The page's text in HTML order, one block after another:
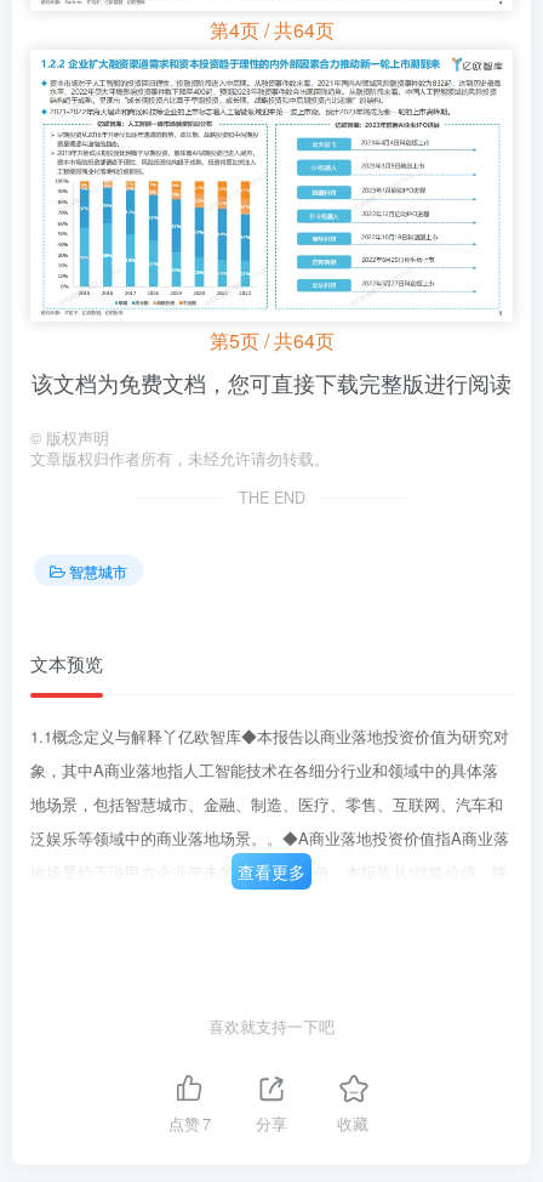
第4页 / 共64页
第5页 / 共64页
该文档为免费文档，您可直接下载完整版进行阅读
© 版权声明
文章版权归作者所有，未经允许请勿转载。
THE END
智慧城市
文本预览
1.1概念定义与解释丫亿欧智库◆本报告以商业落地投资价值为研究对
象，其中A商业落地指人工智能技术在各细分行业和领域中的具体落
地场景，包括智慧城市、金融、制造、医疗、零售、互联网、汽车和
泛娱乐等领域中的商业落地场景。。◆A商业落地投资价值指A商业落
地场景给下游甲方企业带来的综合投资价值，本报告从“战略价值、降
荐元方宙社交仅需要考虑蜂本效和创收创利等直现可见的效果。也需
要从战路电度分A+城市治理A+生态宜国智能投顺智能运碧智能合规像
处理语音处理析A技术为企业长期可特续发展带来A+零售智能客服智
查看更多
喜欢就支持一下吧
点赞7 分享 收藏